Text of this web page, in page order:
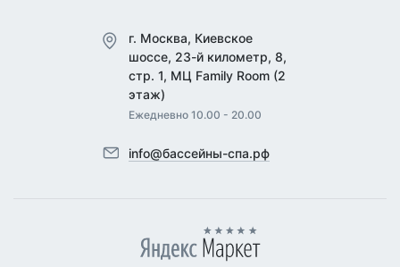
г. Москва, Киевское
шоссе, 23-й километр, 8,
стр. 1, МЦ Family Room (2
этаж)
Ежедневно 10.00 - 20.00
info@бассейны-спа.рф